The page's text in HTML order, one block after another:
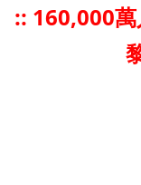
:: 160,000